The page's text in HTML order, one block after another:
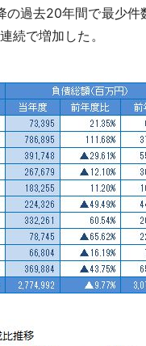
過去20年間で最少
続で増加した。